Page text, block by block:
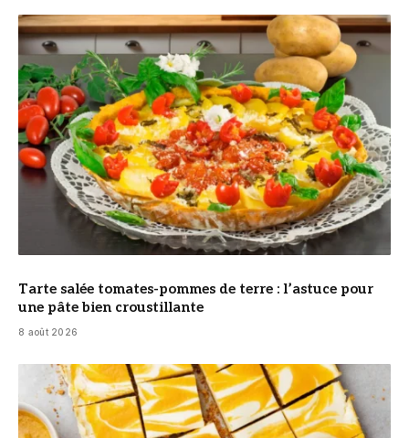
© DR
Tarte salée tomates-pommes de terre : l’astuce pour
une pâte bien croustillante
8 août 2026